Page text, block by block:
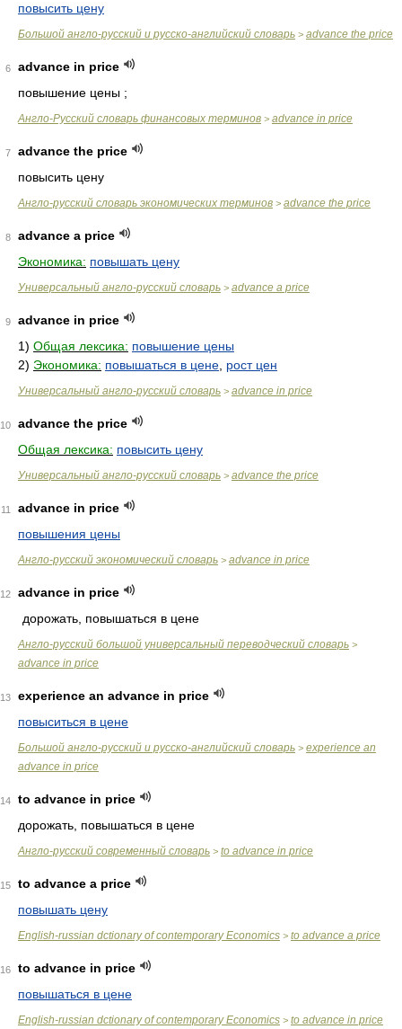
повысить цену
Большой англо-русский и русско-английский словарь > advance the price
6
advance in price
повышение цены ;
Англо-Русский словарь финансовых терминов > advance in price
7
advance the price
повысить цену
Англо-русский словарь экономических терминов > advance the price
8
advance a price
Экономика: повышать цену
Универсальный англо-русский словарь > advance a price
9
advance in price
1) Общая лексика: повышение цены
2) Экономика: повышаться в цене рост цен
Универсальный англо-русский словарь > advance in price
10
advance the price
Общая лексика: повысить цену
Универсальный англо-русский словарь > advance the price
11
advance in price
повышения цены
Англо-русский экономический словарь > advance in price
12
advance in price
дорожать, повышаться в цене
Англо-русский большой универсальный переводческий словарь >
advance in price
13
experience an advance in price
повыситься в цене
Большой англо-русский и русско-английский словарь > experience an
advance in price
14
to advance in price
дорожать, повышаться в цене
Англо-русский современный словарь > to advance in price
15
to advance a price
повышать цену
English-russian dctionary of contemporary Economics > to advance a price
16
to advance in price
повышаться в цене
English-russian dctionary of contemporary Economics > to advance in price